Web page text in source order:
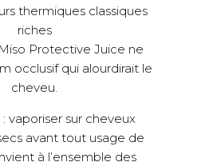
thermiques classiques
riches
Protective Juice ne
occlusif qui alourdirait le
cheveu.
vaporiser sur cheveux
avant tout usage de
à l’ensemble des